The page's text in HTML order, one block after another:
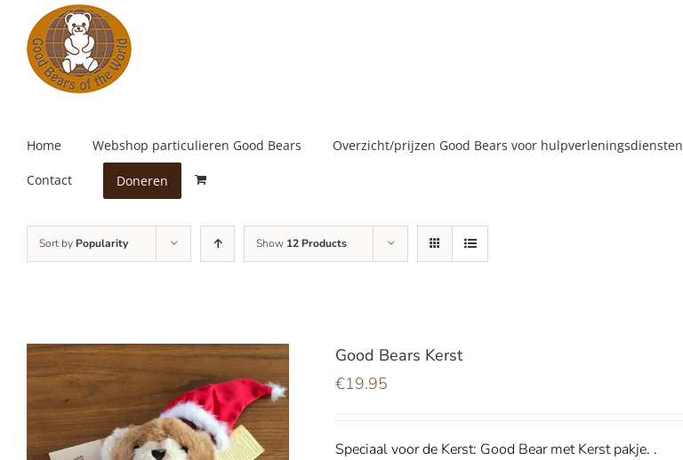
content
Home Webshop particulieren Good Bears Overzicht/prijzen Good Bears voor hulpverleningsdiensten
Contact Doneren
Sort by Popularity Show 12 Products
Good Bears Kerst
€19.95
Speciaal voor de Kerst: Good Bear met Kerst pakje. .